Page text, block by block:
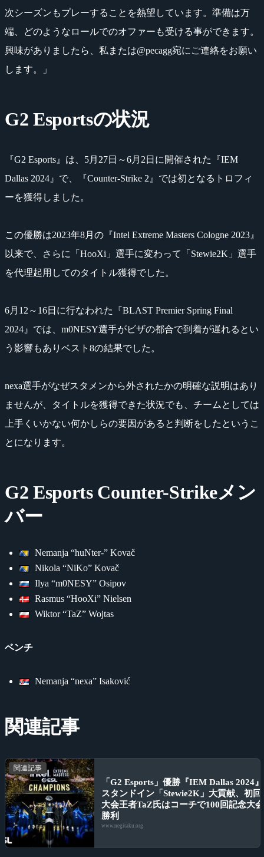
次シーズンもプレーすることを熱望しています。準備は万
端、どのようなロールでのオファーも受ける事ができます。
興味がありましたら、私または@pecagg宛にご連絡をお願い
します。」
G2 Esportsの状況
『G2 Esports』は、5月27日～6月2日に開催された『IEM
Dallas 2024』で、『Counter-Strike 2』では初となるトロフィ
ーを獲得しました。
この優勝は2023年8月の『Intel Extreme Masters Cologne 2023』
以来で、さらに「HooXi」選手に変わって「Stewie2K」選手
を代理起用してのタイトル獲得でした。
6月12～16日に行なわれた『BLAST Premier Spring Final
2024』では、m0NESY選手がビザの都合で到着が遅れるとい
う影響もありベスト8の結果でした。
nexa選手がなぜスタメンから外されたかの明確な説明はあり
ませんが、タイトルを獲得できた状況でも、チームとしては
上手くいかない何かしらの要因があると判断をしたというこ
とになります。
G2 Esports Counter-Strikeメン
バー
Nemanja “huNter-” Kovač
Nikola “NiKo” Kovač
Ilya “m0NESY” Osipov
Rasmus “HooXi” Nielsen
Wiktor “TaZ” Wojtas
ベンチ
Nemanja “nexa” Isaković
関連記事
関連記事
「G2 Esports」優勝『IEM Dallas 2024』
スタンドイン「Stewie2K」大貢献、初回
大会王者TaZ氏はコーチで100回記念大会
勝利
www.negitaku.org